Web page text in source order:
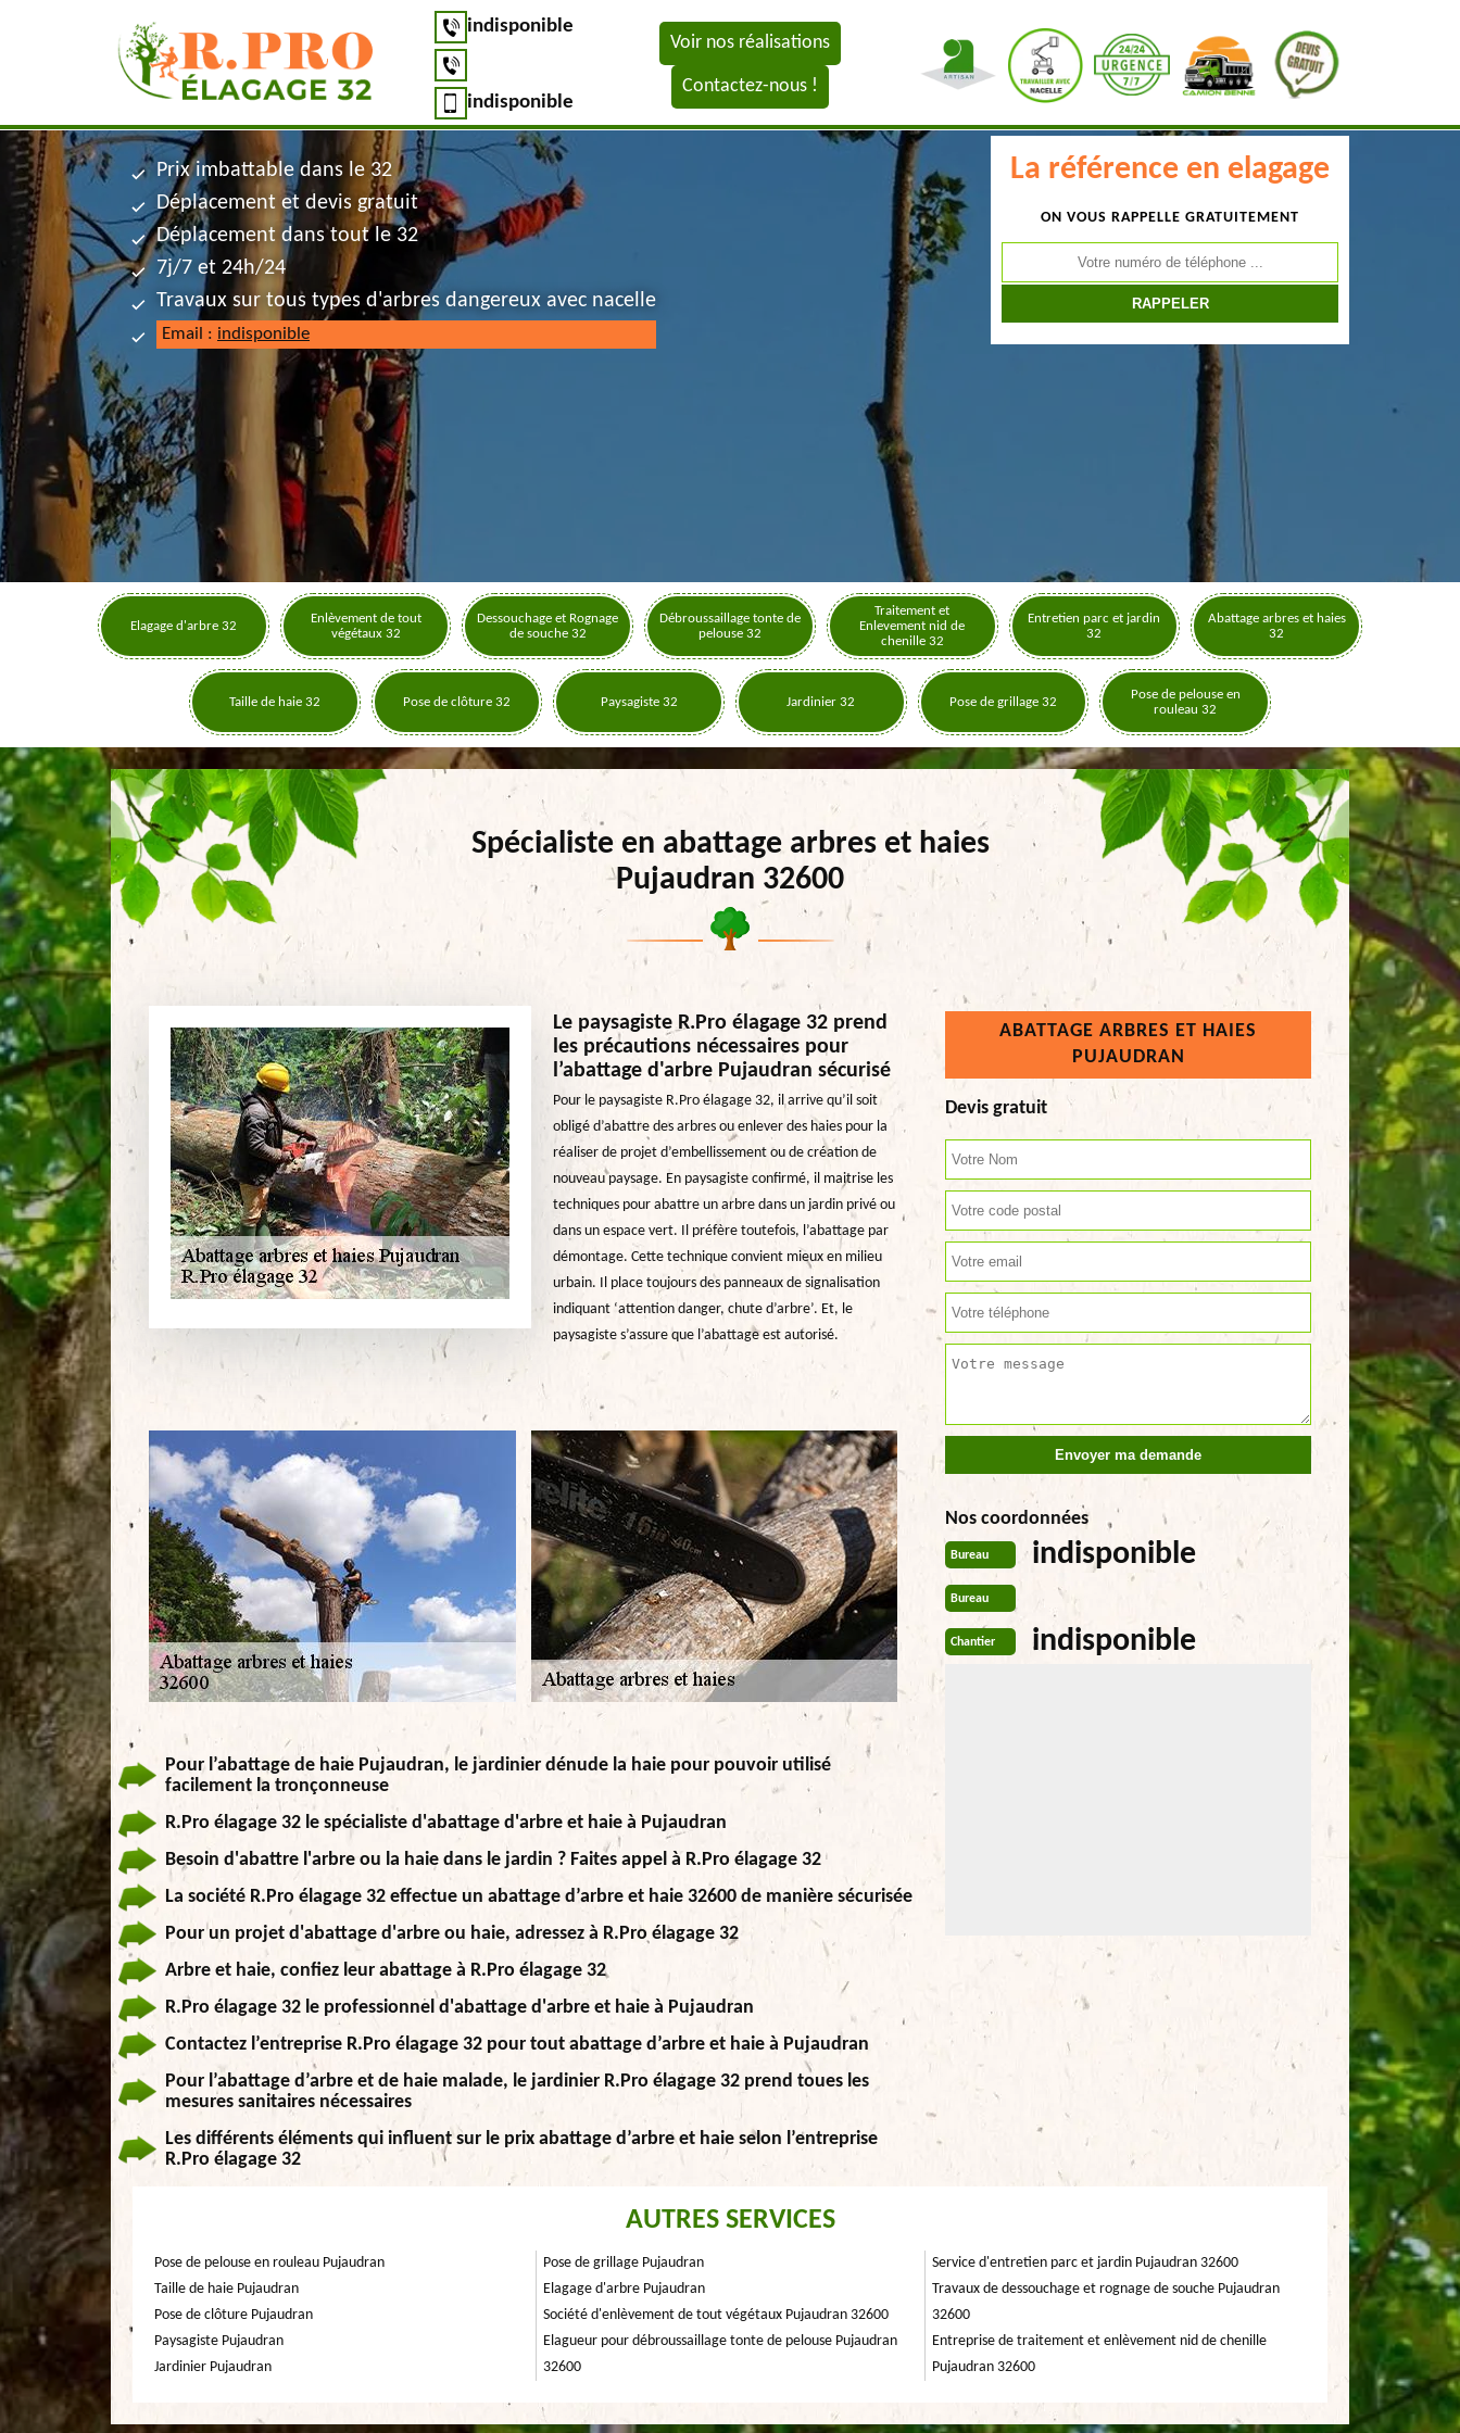
indisponible
indisponible
Voir nos réalisations
Contactez-nous !
La référence en elagage
ON VOUS RAPPELLE GRATUITEMENT
Prix imbattable dans le 32
Déplacement et devis gratuit
Déplacement dans tout le 32
7j/7 et 24h/24
Travaux sur tous types d'arbres dangereux avec nacelle
Email : indisponible
Elagage d'arbre 32
Enlèvement de tout
végétaux 32
Dessouchage et Rognage
de souche 32
Débroussaillage tonte de
pelouse 32
Traitement et
Enlevement nid de
chenille 32
Entretien parc et jardin
32
Abattage arbres et haies
32
Taille de haie 32 Pose de clôture 32 Paysagiste 32 Jardinier 32 Pose de grillage 32
Pose de pelouse en
rouleau 32
Spécialiste en abattage arbres et haies
Pujaudran 32600
Le paysagiste R.Pro élagage 32 prend
les précautions nécessaires pour
l’abattage d'arbre Pujaudran sécurisé
Pour le paysagiste R.Pro élagage 32, il arrive qu’il soit
obligé d’abattre des arbres ou enlever des haies pour la
réaliser de projet d’embellissement ou de création de
nouveau paysage. En paysagiste confirmé, il maitrise les
techniques pour abattre un arbre dans un jardin privé ou
dans un espace vert. Il préfère toutefois, l’abattage par
démontage. Cette technique convient mieux en milieu
urbain. Il place toujours des panneaux de signalisation
indiquant ‘attention danger, chute d’arbre’. Et, le
paysagiste s’assure que l’abattage est autorisé.
Pour l’abattage de haie Pujaudran, le jardinier dénude la haie pour pouvoir utilisé
facilement la tronçonneuse
R.Pro élagage 32 le spécialiste d'abattage d'arbre et haie à Pujaudran
Besoin d'abattre l'arbre ou la haie dans le jardin ? Faites appel à R.Pro élagage 32
La société R.Pro élagage 32 effectue un abattage d’arbre et haie 32600 de manière sécurisée
Pour un projet d'abattage d'arbre ou haie, adressez à R.Pro élagage 32
Arbre et haie, confiez leur abattage à R.Pro élagage 32
R.Pro élagage 32 le professionnel d'abattage d'arbre et haie à Pujaudran
Contactez l’entreprise R.Pro élagage 32 pour tout abattage d’arbre et haie à Pujaudran
Pour l’abattage d’arbre et de haie malade, le jardinier R.Pro élagage 32 prend toues les
mesures sanitaires nécessaires
Les différents éléments qui influent sur le prix abattage d’arbre et haie selon l’entreprise
R.Pro élagage 32
ABATTAGE ARBRES ET HAIES
PUJAUDRAN
Devis gratuit
Nos coordonnées
Bureau indisponible
Bureau
Chantier indisponible
AUTRES SERVICES
Pose de pelouse en rouleau Pujaudran
Taille de haie Pujaudran
Pose de clôture Pujaudran
Paysagiste Pujaudran
Jardinier Pujaudran
Pose de grillage Pujaudran
Elagage d'arbre Pujaudran
Société d'enlèvement de tout végétaux Pujaudran 32600
Elagueur pour débroussaillage tonte de pelouse Pujaudran
32600
Service d'entretien parc et jardin Pujaudran 32600
Travaux de dessouchage et rognage de souche Pujaudran
32600
Entreprise de traitement et enlèvement nid de chenille
Pujaudran 32600